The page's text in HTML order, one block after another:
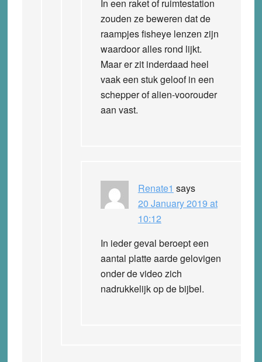
In een raket of ruimtestation
zouden ze beweren dat de
raampjes fisheye lenzen zijn
waardoor alles rond lijkt.
Maar er zit inderdaad heel
vaak een stuk geloof in een
schepper of alien-voorouder
aan vast.
Renate1 says
20 January 2019 at
10:12
In ieder geval beroept een
aantal platte aarde gelovigen
onder de video zich
nadrukkelijk op de bijbel.